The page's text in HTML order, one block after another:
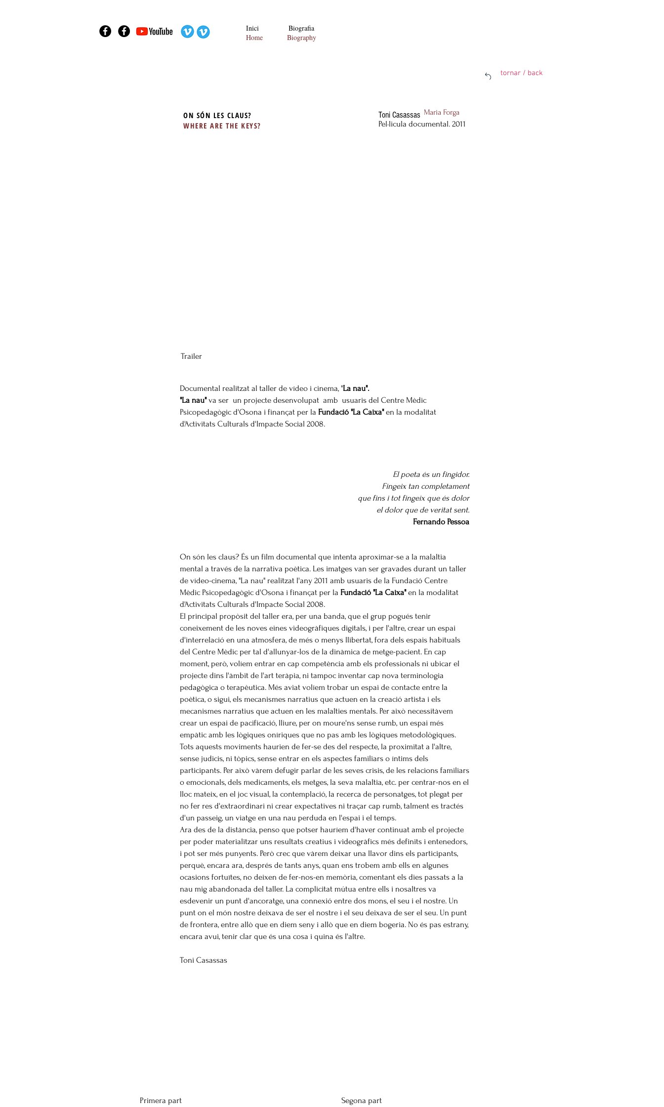
Biography
Inici
Biografia
Home
ON SÓN LES CLAUS?
WHERE ARE THE KEYS?
tornar / back
Maria Forga
Toni Casassas
Pel·licula documental. 2011
Trailer
Documental realitzat al taller de vídeo i cinema, "La nau".
"La nau"va ser un projecte desenvolupat amb usuaris del Centre Mèdic
Psicopedagògic d'Osona i finançat per la Fundació "La Caixa"en la modalitat
d'Activitats Culturals d'Impacte Social 2008.
El poeta és un fingidor.
Fingeix tan completament
que fins i tot fingeix que és dolor
el dolor que de veritat sent.
Fernando Pessoa
On són les claus? És un film documental que intenta aproximar-se a la malaltia
mental a través de la narrativa poètica. Les imatges van ser gravades durant un taller
de vídeo-cinema, "La nau" realitzat l'any 2011 amb usuaris de la Fundació Centre
Mèdic Psicopedagògic d'Osona i finançat per la Fundació "La Caixa"en la modalitat
d'Activitats Culturals d'Impacte Social 2008.
El principal propòsit del taller era, per una banda, que el grup pogués tenir
coneixement de les noves eines videogràfiques digitals, i per l'altre, crear un espai
d'interrelació en una atmosfera, de més o menys llibertat, fora dels espais habituals
del Centre Mèdic per tal d'allunyar-los de la dinàmica de metge-pacient. En cap
moment, però, volíem entrar en cap competència amb els professionals ni ubicar el
projecte dins l'àmbit de l'art teràpia, ni tampoc inventar cap nova terminologia
pedagògica o terapèutica. Més aviat volíem trobar un espai de contacte entre la
poètica, o sigui, els mecanismes narratius que actuen en la creació artista i els
mecanismes narratius que actuen en les malalties mentals. Per això necessitàvem
crear un espai de pacificació, lliure, per on moure'ns sense rumb, un espai més
empàtic amb les lògiques oníriques que no pas amb les lògiques metodològiques.
Tots aquests moviments haurien de fer-se des del respecte, la proximitat a l'altre,
sense judicis, ni tòpics, sense entrar en els aspectes familiars o íntims dels
participants. Per això vàrem defugir parlar de les seves crisis, de les relacions familiars
o emocionals, dels medicaments, els metges, la seva malaltia, etc. per centrar-nos en el
lloc mateix, en el joc visual, la contemplació, la recerca de personatges, tot plegat per
no fer res d'extraordinari ni crear expectatives ni traçar cap rumb, talment es tractés
d'un passeig, un viatge en una nau perduda en l'espai i el temps.
Ara des de la distància, penso que potser hauríem d'haver continuat amb el projecte
per poder materialitzar uns resultats creatius i videogràfics més definits i entenedors,
i pot ser més punyents. Però crec que vàrem deixar una llavor dins els participants,
perquè, encara ara, després de tants anys, quan ens trobem amb ells en algunes
ocasions fortuïtes, no deixen de fer-nos-en memòria, comentant els dies passats a la
nau mig abandonada del taller. La complicitat mútua entre ells i nosaltres va
esdevenir un punt d'ancoratge, una connexió entre dos mons, el seu i el nostre. Un
punt on el món nostre deixava de ser el nostre i el seu deixava de ser el seu. Un punt
de frontera, entre allò que en diem seny i allò que en diem bogeria. No és pas estrany,
encara avui, tenir clar que és una cosa i quina és l'altre.
Toni Casassas
Primera part Segona part